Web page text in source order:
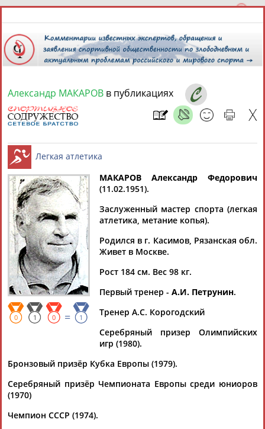
9 августа 2026 года,
СПОРТСМЕНЫ, ТРЕНЕРЫ И СПЕЦИАЛИСТЫ
Найдено: 3персоны Расширенный поиск
Александр
МАКАРОВ
Александр
МАКАРОВ
Александр
Ваш запрос: "Александр Макаров"
Документы 1-1 из 1 найденных уникальных документов
российскому спорту есть политические мотивы
Макаровв беседе с корреспондентом...
(Проект:
Александр МАКАРОВ в публикациях
Легкая атлетика
0 1 0 = 1
МАКАРОВ Александр Федорович
(11.02.1951).
Заслуженный мастер спорта (легкая
атлетика, метание копья).
Родился в г. Касимов, Рязанская обл.
Живет в Москве.
Рост 184 см. Вес 98 кг.
Первый тренер - А.И. Петрунин.
Тренер А.С. Корогодский
Серебряный призер Олимпийских
игр (1980).
Бронзовый призёр Кубка Европы (1979).
Серебряный призёр Чемпионата Европы среди юниоров
(1970)
Чемпион СССР (1974).